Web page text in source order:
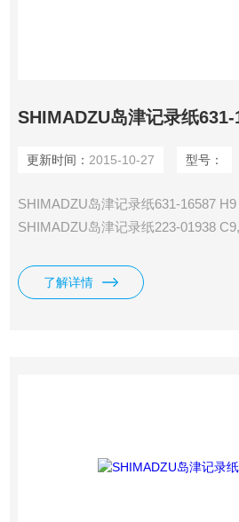
SHIMADZU岛津记录纸631-
更新时间： 2015-10-27 型号：
SHIMADZU岛津记录纸631-16587
SHIMADZU岛津记录纸223-01938
CHART GUIDE LOCK,DURACON/C-
了解详情